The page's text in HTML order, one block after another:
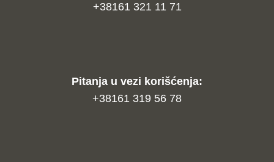
+38161 321 11 71
Pitanja u vezi korišćenja:
+38161 319 56 78